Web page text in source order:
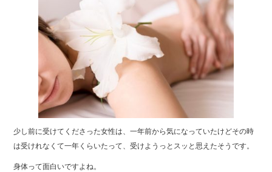
少し前に受けてくださった女性は、一年前から気になっていたけどその時
は受けれなくて一年くらいたって、受けようっとスッと思えたそうです。
身体って面白いですよね。